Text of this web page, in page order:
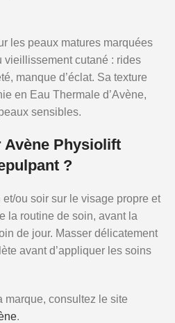
les peaux matures marquées
vieillissement cutané : rides
manque d’éclat. Sa texture
en Eau Thermale d’Avène,
sensibles.
Physiolift
?
ou soir sur le visage propre et
la routine de soin, avant la
de jour. Masser délicatement
avant d’appliquer les soins
marque, consultez le site
.